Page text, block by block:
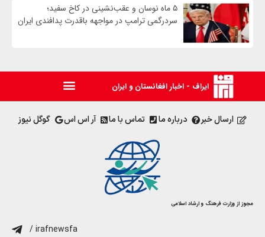
۵ ماه نوسان و عقب‌نشینی در کاخ سفید؛
سردرگمی ترامپ در مواجهه باقدرت پدافندی ایران
ایراف - اخبار افغانستان و ایران
ارسال خبر درباره ما تماس با ما آر اس اس گوگل نیوز
مجوز از وزارت فرهنگ و ارشاد اسلامی
/ irafnewsfa